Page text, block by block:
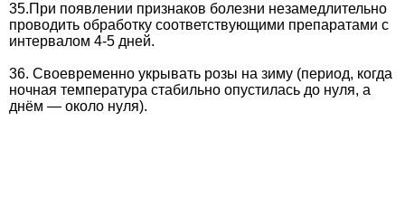
35.При появлении признаков болезни незамедлительно
проводить обработку соответствующими препаратами с
интервалом 4-5 дней.
36. Своевременно укрывать розы на зиму (период, когда
ночная температура стабильно опустилась до нуля, а
днём — около нуля).